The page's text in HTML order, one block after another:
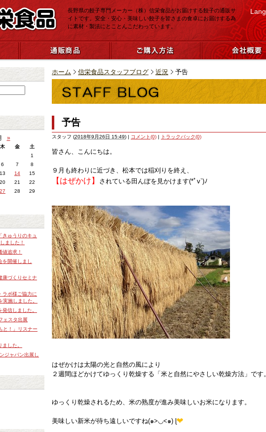
長野県の餃子専門メーカー（株）信栄食品がお届けする餃子の通販サ
イトです。安全・安心・美味しい餃子を皆さまの食卓にお届けする為
に素材・製法にとことんこだわっています。
ホーム 信栄食品スタッフブログ 近況 予告
予告
スタッフ (2018年9月26日 15:49) | コメント(0) | トラックバック(0)
皆さん、こんにちは。
９月も終わりに近づき、松本では稲刈りを終え、
【はぜかけ】 されている田んぼを見かけます(*ﾟv`)ﾉ
はぜかけは太陽の光と自然の風により
２週間ほどかけてゆっくり乾燥する「米と自然にやさしい乾燥方法」です
ゆっくり乾燥されるため、米の熟度が進み美味しいお米になります。
美味しい新米が待ち遠しいですね(๑>◡<๑) ɭ
»
木 金
土
1
6 7
8
13 14
15
20 21
22
27 28
29
きゅうりのキュ
ました！
追求！
を開催しまし
康づくりセミナ
ラボ様ご協力に
施しました。
発信しました。
ェスタ出展
と！」リスナー
した。
ジャパン出展し